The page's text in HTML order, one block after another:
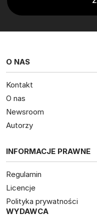
O NAS
Kontakt
O nas
Newsroom
Autorzy
INFORMACJE PRAWNE
Regulamin
Licencje
Polityka prywatności
WYDAWCA